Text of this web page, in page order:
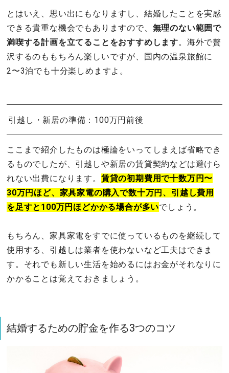
とはいえ、思い出にもなりますし、結婚したことを実感
できる貴重な機会でもありますので、 無理のない範囲で
満喫する計画を立てることをおすすめします。海外で贅
沢するのももちろん楽しいですが、国内の温泉旅館に
2〜3泊でも十分楽しめますよ。
引越し・新居の準備：100万円前後
ここまで紹介したものは極論をいってしまえば省略でき
るものでしたが、引越しや新居の賃貸契約などは避けら
れない出費になります。 賃貸の初期費用で十数万円〜
30万円ほど、家具家電の購入で数十万円、引越し費用
を足すと100万円ほどかかる場合が多いでしょう。
もちろん、家具家電をすでに使っているものを継続して
使用する、引越しは業者を使わないなど工夫はできま
す。それでも新しい生活を始めるにはお金がそれなりに
かかることは覚えておきましょう。
結婚するための貯金を作る3つのコツ